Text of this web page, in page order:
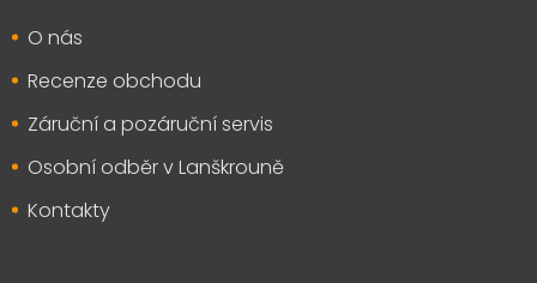
O nás
Recenze obchodu
Záruční a pozáruční servis
Osobní odběr v Lanškrouně
Kontakty